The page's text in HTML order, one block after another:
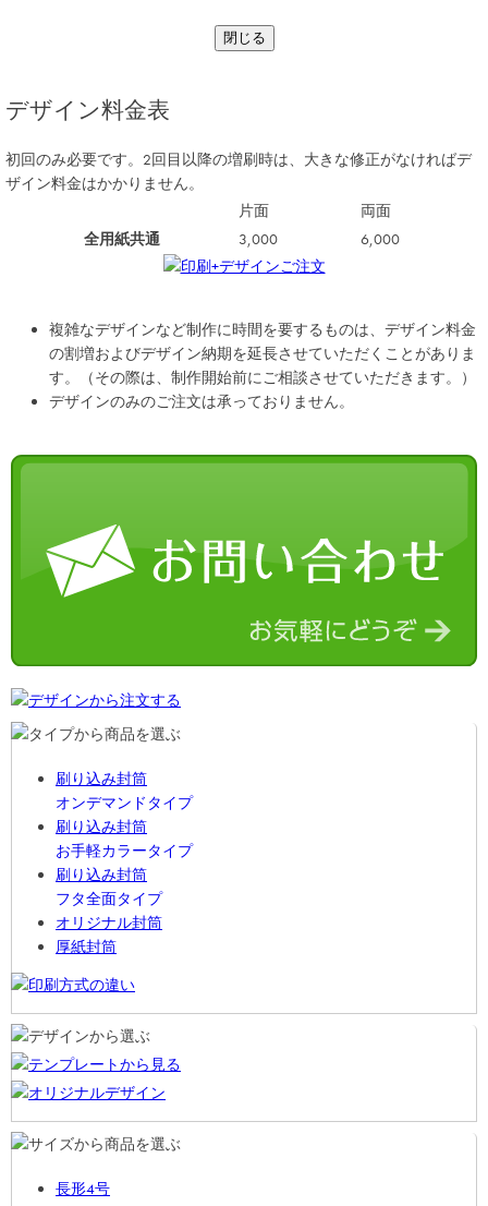
閉じる
デザイン料金表
初回のみ必要です。2回目以降の増刷時は、大きな修正がなければデ
ザイン料金はかかりません。
片面
両面
全用紙共通
3,000 6,000
複雑なデザインなど制作に時間を要するものは、デザイン料金
の割増およびデザイン納期を延長させていただくことがありま
す。（その際は、制作開始前にご相談させていただきます。）
デザインのみのご注文は承っておりません。
刷り込み封筒
オンデマンドタイプ
刷り込み封筒
お手軽カラータイプ
刷り込み封筒
フタ全面タイプ
オリジナル封筒
厚紙封筒
長形4号